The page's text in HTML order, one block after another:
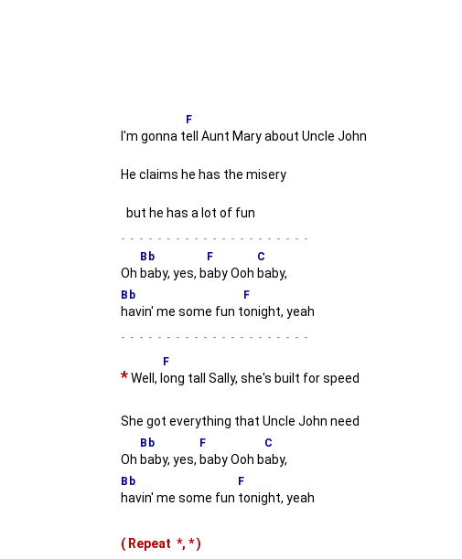
I'm gonna t
F
ell Aunt Mary about Uncle John
He claims he has the misery
but he has a lot of fun
-
Oh
Bb
baby, yes, b
F
aby Ooh
C
baby,
Bb
havin' me some fun t
F
onight, yeah
-
*Well, l
F
ong tall Sally, she's built for speed
She got everything that Uncle John need
Oh
Bb
baby, yes,
F
baby Ooh b
C
aby,
Bb
havin' me some fun
F
tonight, yeah
( Repeat *, *)